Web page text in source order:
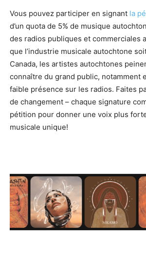
Vous pouvez participer en signant la
d’un quota de 5% de musique
des radios publiques et commerciales
que l’industrie musicale autochtone
Canada, les artistes autochtones
connaître du grand public, notamment
faible présence sur les radios. Faites
de changement – chaque signature
pétition pour donner une voix plus
musicale unique!